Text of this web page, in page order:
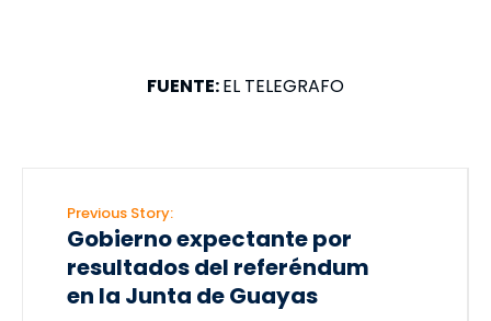
FUENTE:EL TELEGRAFO
Previous Story:
Gobierno expectante por
resultados del referéndum
en la Junta de Guayas